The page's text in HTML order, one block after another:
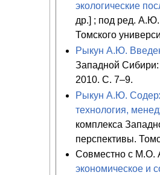
экологические
др.] ; под ред.
Томского
Рыкун А.Ю.
Западной Сибири:
2010. С. 7–9.
Рыкун А.Ю.
технология,
комплекса
перспективы.
Совместно с
экономическое и